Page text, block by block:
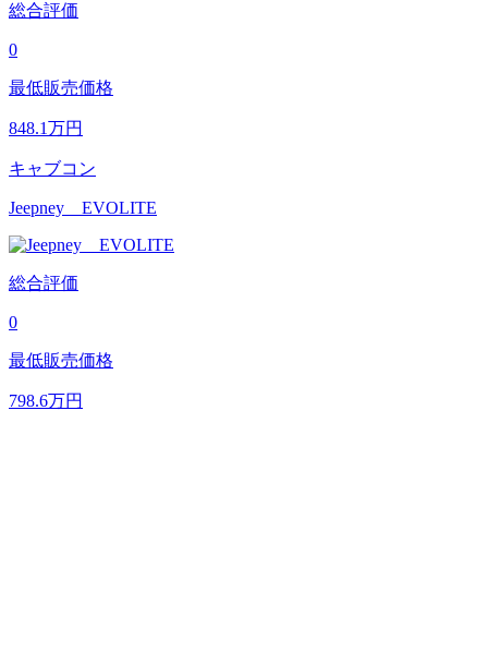
総合評価
0
最低販売価格
848.1万円
キャブコン
Jeepney EVOLITE
総合評価
0
最低販売価格
798.6万円